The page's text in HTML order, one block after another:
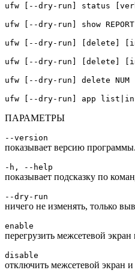
ufw [--dry-run] status
ufw [--dry-run] show REPORT
ufw [--dry-run] [delete]
ufw [--dry-run] [delete]
ufw [--dry-run] delete NUM
ufw [--dry-run] app
ПАРАМЕТРЫ
--version
показывает версию программы.
-h, --help
показывает подсказку по
--dry-run
ничего не изменять, только
enable
перегрузить межсетевой
disable
отключить межсетевой экран